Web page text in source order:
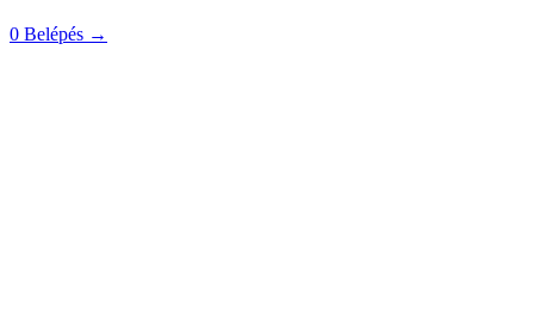
0 Belépés →